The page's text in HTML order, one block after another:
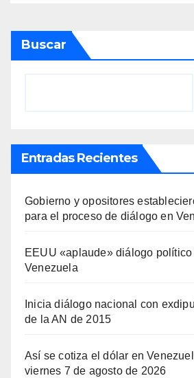
Buscar
Entradas Recientes
Gobierno y opositores
para el proceso de diálogo en
EEUU «aplaude» diálogo
Venezuela
Inicia diálogo nacional con
de la AN de 2015
Así se cotiza el dólar en
viernes 7 de agosto de 2026